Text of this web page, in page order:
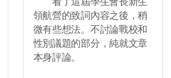
領航營的致詞內容之後，稍
微有些想法。不討論戰校和
性別議題的部分，純就文章
本身評論。